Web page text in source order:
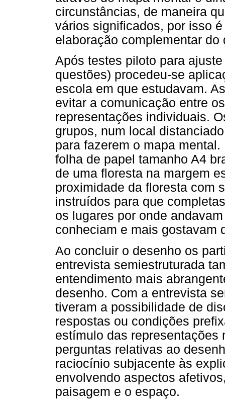
circunstâncias, de maneira
vários significados, por isso
elaboração complementar
Após testes piloto para
questões) procedeu-se
escola em que estudavam.
evitar a comunicação entre
representações individuais.
grupos, num local
para fazerem o mapa
folha de papel tamanho A4
de uma floresta na margem
proximidade da floresta com
instruídos para que
os lugares por onde
conheciam e mais gostavam
Ao concluir o desenho os
entrevista semiestruturada
entendimento mais
desenho. Com a entrevista
tiveram a possibilidade de
respostas ou condições
estímulo das representações
perguntas relativas ao
raciocínio subjacente às
envolvendo aspectos
paisagem e o espaço.